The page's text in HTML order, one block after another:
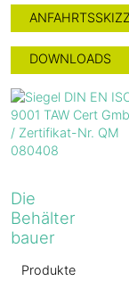
DOWNLOADS
Die
Behälter
bauer
Produkte